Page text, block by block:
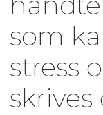
som
stress
skrives